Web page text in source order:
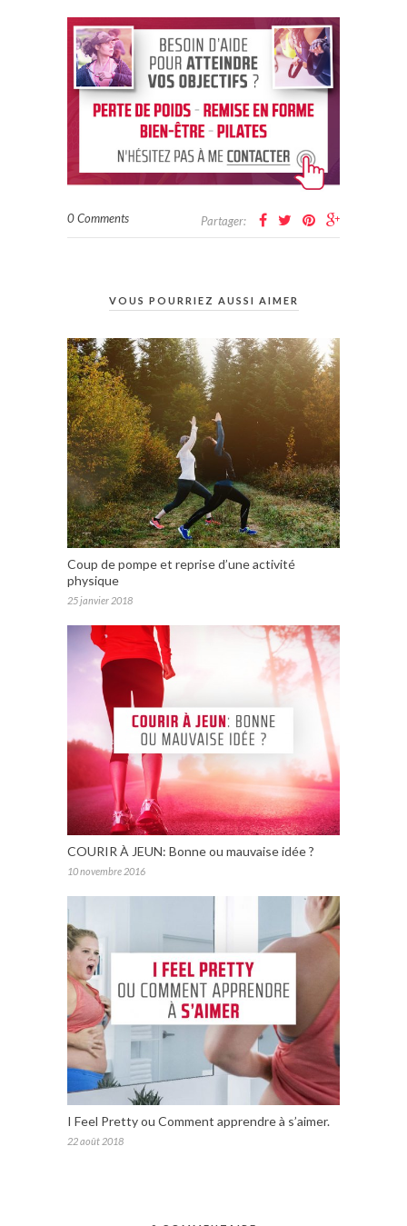
0 Comments Partager:
VOUS POURRIEZ AUSSI AIMER
Coup de pompe et reprise d’une activité
physique
25 janvier 2018
COURIR À JEUN: Bonne ou mauvaise idée ?
10 novembre 2016
I Feel Pretty ou Comment apprendre à s’aimer.
22 août 2018